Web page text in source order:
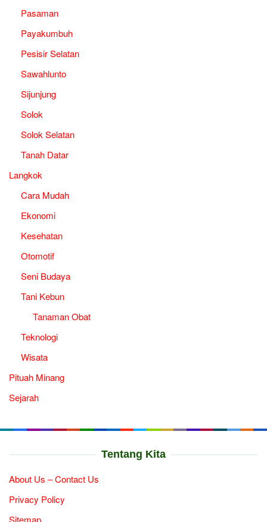
Pasaman
Payakumbuh
Pesisir Selatan
Sawahlunto
Sijunjung
Solok
Solok Selatan
Tanah Datar
Langkok
Cara Mudah
Ekonomi
Kesehatan
Otomotif
Seni Budaya
Tani Kebun
Tanaman Obat
Teknologi
Wisata
Pituah Minang
Sejarah
Tentang Kita
About Us – Contact Us
Privacy Policy
Sitemap